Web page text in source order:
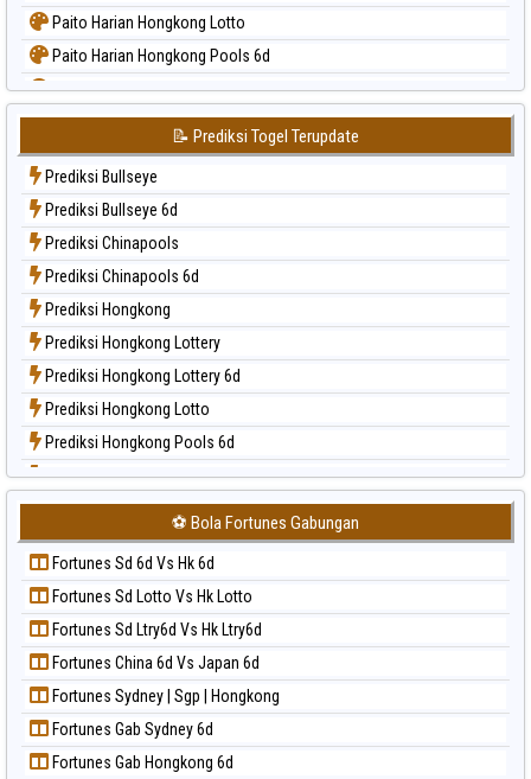
Paito Harian Hongkong Lotto
Paito Harian Hongkong Pools 6d
Paito Harian Japan
Paito Harian Japan 6d
Paito Harian Korea
Paito Harian Kuda Lari
Paito Harian Magnum Cambodia
Paito Harian Nagoya
Paito Harian New York Midday
Paito Harian North Carolina Day
Paito Harian Pcso
Paito Harian Pennsylvania Day
Paito Harian Sao Paulo
Paito Harian Singapore
Paito Harian Sydney
Paito Harian Sydney Lottery
Paito Harian Sydney Lottery 6d
Paito Harian Sydney Lotto
Paito Harian Sydney Pools 6d
Paito Harian Taipei
Paito Harian Taiwan
📝 Prediksi Togel Terupdate
Prediksi Bullseye
Prediksi Bullseye 6d
Prediksi Chinapools
Prediksi Chinapools 6d
Prediksi Hongkong
Prediksi Hongkong Lottery
Prediksi Hongkong Lottery 6d
Prediksi Hongkong Lotto
Prediksi Hongkong Pools 6d
Prediksi Japan
Prediksi Japan 6d
Prediksi Korea
Prediksi Kuda Lari
Prediksi Magnum Cambodia
Prediksi Nagoya
Prediksi North Carolina Day
Prediksi Pcso
Prediksi Sao Paulo
Prediksi Singapore
⚽ Bola Fortunes Gabungan
Fortunes Sd 6d Vs Hk 6d
Fortunes Sd Lotto Vs Hk Lotto
Fortunes Sd Ltry6d Vs Hk Ltry6d
Fortunes China 6d Vs Japan 6d
Fortunes Sydney | Sgp | Hongkong
Fortunes Gab Sydney 6d
Fortunes Gab Hongkong 6d